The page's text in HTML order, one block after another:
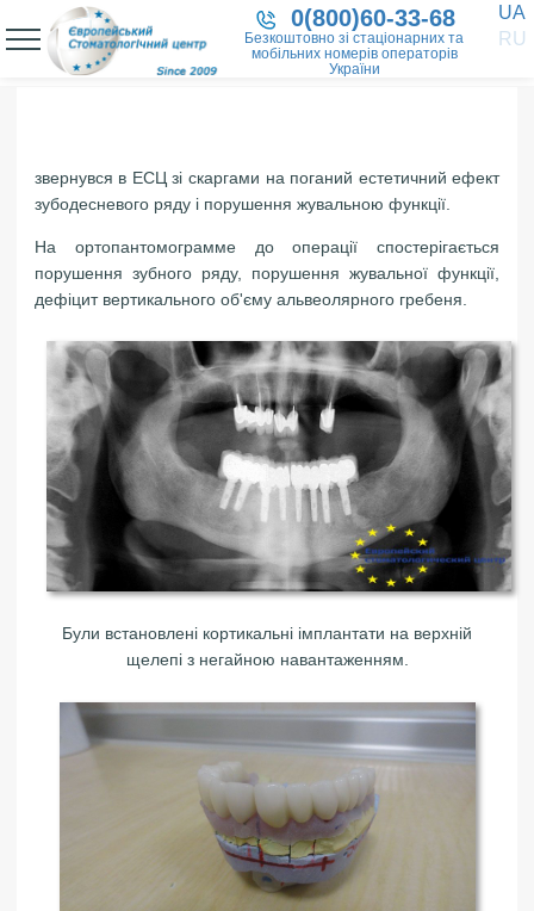
0(800)60-33-68
Безкоштовно зі стаціонарних та
мобільних номерів операторів
України
UA
RU
звернувся в ЕСЦ зі скаргами на поганий естетичний ефект
зубодесневого ряду і порушення жувальною функції.
На ортопантомограмме до операції спостерігається
порушення зубного ряду, порушення жувальної функції,
дефіцит вертикального об'єму альвеолярного гребеня.
Були встановлені кортикальні імплантати на верхній
щелепі з негайною навантаженням.